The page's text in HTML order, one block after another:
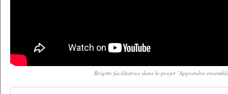
Brigitte facilitatrice dans le projet "Apprendre